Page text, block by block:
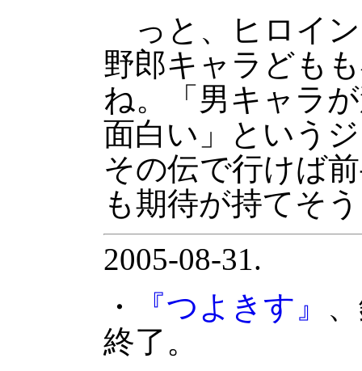
っと、ヒロイ
野郎キャラども
ね。「男キャラ
面白い」という
その伝で行けば
も期待が持てそ
2005-08-31.
・
『つよきす』
終了。